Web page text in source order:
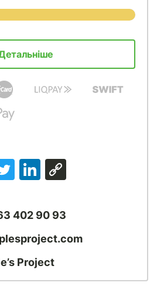
402 90 93
Project